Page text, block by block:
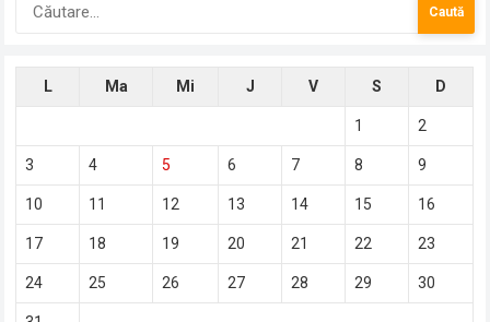
după:
L Ma Mi J V S D
1 2
3 4 5 6 7 8 9
10 11 12 13 14 15 16
17 18 19 20 21 22 23
24 25 26 27 28 29 30